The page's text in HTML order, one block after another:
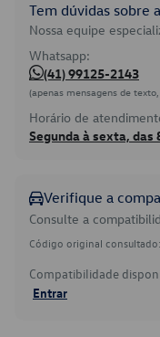
Tem dúvidas sobre
Nossa equipe
Whatsapp:
(41) 99125-2143
(apenas mensagens de
Horário de
Segunda à sexta, das
Verifique a
Consulte a
Código original consultado:
Compatibilidade
Entrar